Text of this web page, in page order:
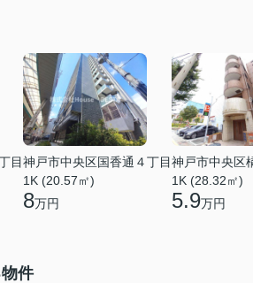
目神戸市中央区国香通４丁目
1K (20.57㎡)
8万円
神戸市中央区
1K (28.32㎡)
5.9万円
件